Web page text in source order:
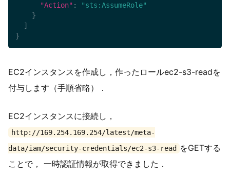
"Action" :
"sts:AssumeRole"
}
]
}
EC2インスタンスを作成し，作ったロールec2-s3-readを
付与します（手順省略）．
EC2インスタンスに接続し，
http://169.254.169.254/latest/meta-
data/iam/security-credentials/ec2-s3-read
をGETする
ことで， 一時認証情報が取得できました．